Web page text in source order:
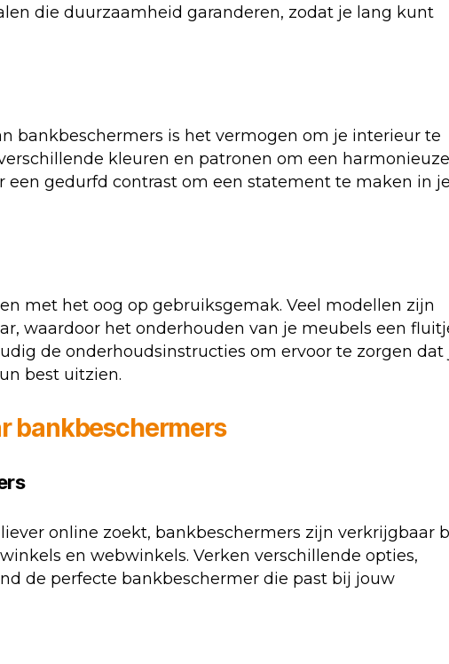
die duurzaamheid garanderen, zodat je lang kunt
bankbeschermers is het vermogen om je interieur te
kleuren en patronen om een harmonieuze
een gedurfd contrast om een statement te maken in je
met het oog op gebruiksgemak. Veel modellen zijn
waardoor het onderhouden van je meubels een
de onderhoudsinstructies om ervoor te zorgen dat
best uitzien.
bankbeschermers
online zoekt, bankbeschermers zijn verkrijgbaar
en webwinkels. Verken verschillende opties,
de perfecte bankbeschermer die past bij jouw